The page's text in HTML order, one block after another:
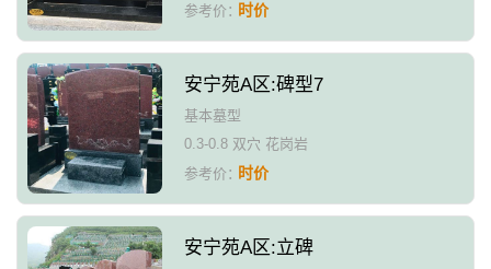
参考价：时价
安宁苑A区:碑型7
基本墓型
0.3-0.8 双穴 花岗岩
参考价：时价
安宁苑A区:立碑